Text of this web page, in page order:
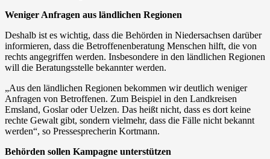
Weniger Anfragen aus ländlichen Regionen
Deshalb ist es wichtig, dass die Behörden in Niedersachsen darüber
informieren, dass die Betroffenenberatung Menschen hilft, die von
rechts angegriffen werden. Insbesondere in den ländlichen Regionen
will die Beratungsstelle bekannter werden.
„Aus den ländlichen Regionen bekommen wir deutlich weniger
Anfragen von Betroffenen. Zum Beispiel in den Landkreisen
Emsland, Goslar oder Uelzen. Das heißt nicht, dass es dort keine
rechte Gewalt gibt, sondern vielmehr, dass die Fälle nicht bekannt
werden“, so Pressesprecherin Kortmann.
Behörden sollen Kampagne unterstützen